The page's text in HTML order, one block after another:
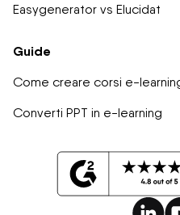
Easygenerator vs Elucidat
Guide
Come creare corsi e-
Converti PPT in e-learning